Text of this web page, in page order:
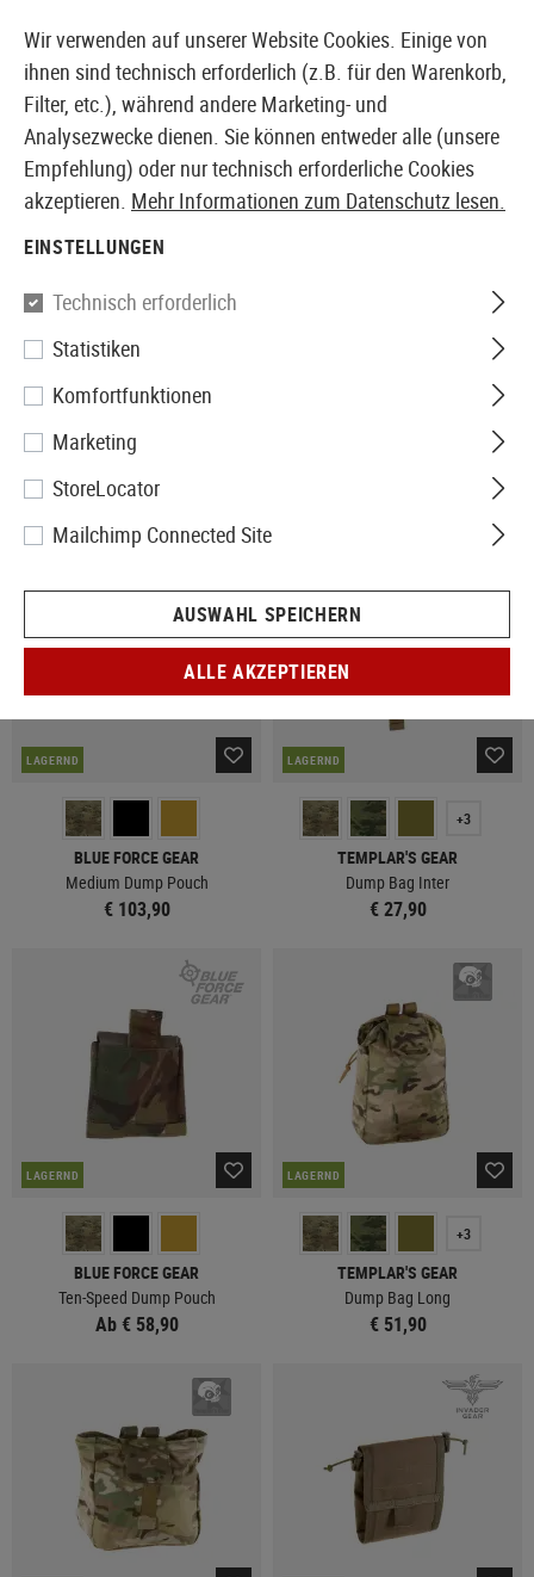
EUROPÄISCHER AIRSOFT SHOP & GROßHÄNDLER
DUMP POUCHES
11 Produkte
LAGERND
BLUE FORCE GEAR
Medium Dump Pouch
€ 103,90
LAGERND
+3
TEMPLAR'S GEAR
Dump Bag Inter
€ 27,90
LAGERND
BLUE FORCE GEAR
Ten-Speed Dump Pouch
Ab € 58,90
LAGERND
+3
TEMPLAR'S GEAR
Dump Bag Long
€ 51,90
Wir verwenden auf unserer Website Cookies. Einige von
ihnen sind technisch erforderlich (z.B. für den Warenkorb,
Filter, etc.), während andere Marketing- und
Analysezwecke dienen. Sie können entweder alle (unsere
Empfehlung) oder nur technisch erforderliche Cookies
akzeptieren. Mehr Informationen zum Datenschutz lesen.
EINSTELLUNGEN
Technisch erforderlich
Statistiken
Komfortfunktionen
Marketing
StoreLocator
Mailchimp Connected Site
AUSWAHL SPEICHERN
ALLE AKZEPTIEREN